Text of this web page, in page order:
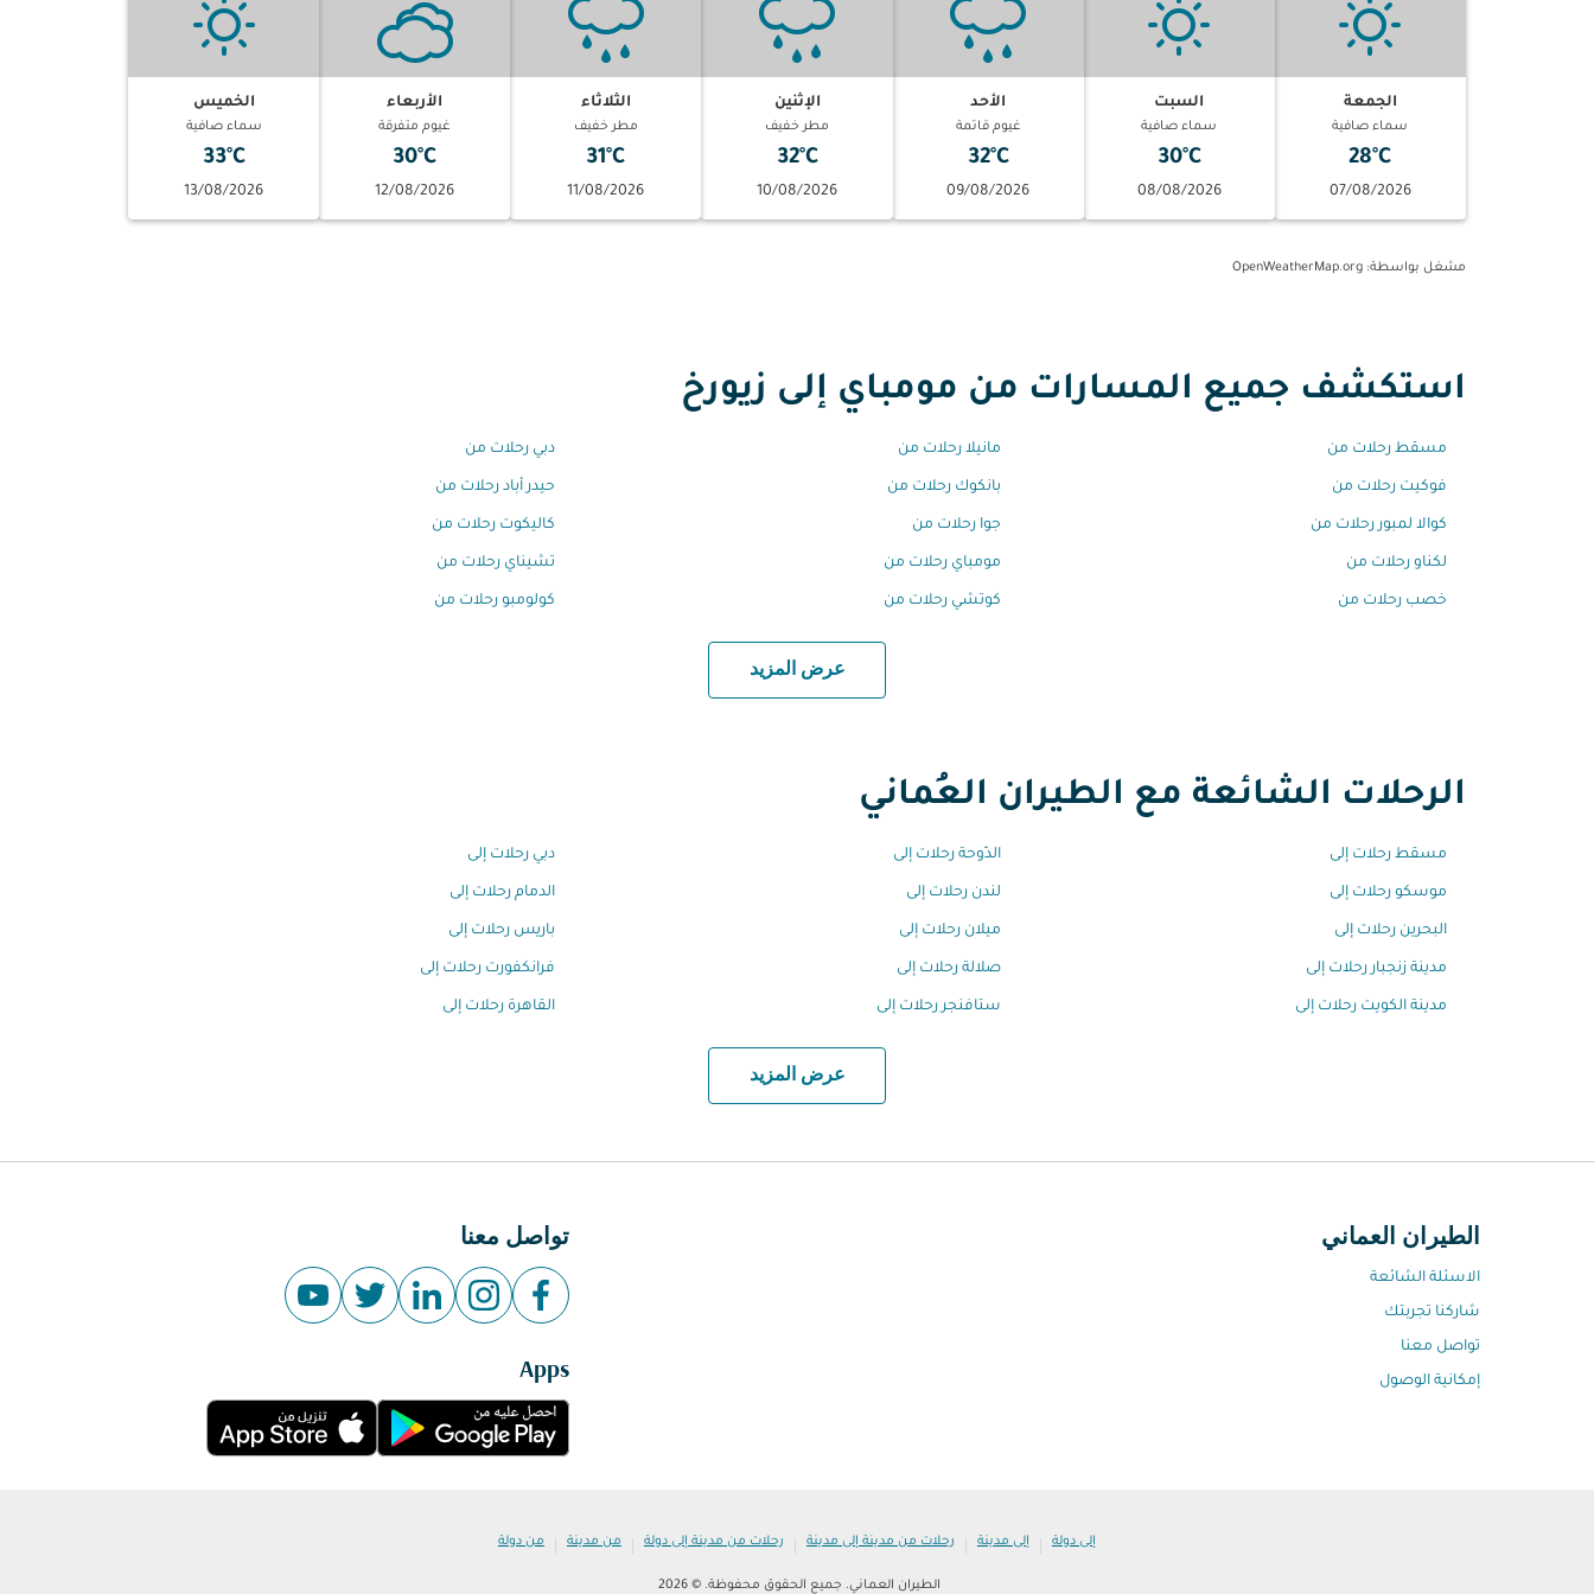
الجمعة
سماء صافية
28°C
07/08/2026
السبت
سماء صافية
30°C
08/08/2026
الأحد
غيوم قاتمة
32°C
09/08/2026
الإثنين
مطر خفيف
32°C
10/08/2026
الثلاثاء
مطر خفيف
31°C
11/08/2026
الأربعاء
غيوم متفرقة
30°C
12/08/2026
الخميس
سماء صافية
33°C
13/08/2026
مشغل بواسطة: OpenWeatherMap.org
استكشف جميع المسارات من مومباي إلى زيورخ
مسقط رحلات من مانيلا رحلات من دبي رحلات من
فوكيت رحلات من بانكوك رحلات من حيدر أباد رحلات من
كوالا لمبور رحلات من جوا رحلات من كاليكوت رحلات من
لكناو رحلات من مومباي رحلات من تشيناي رحلات من
خصب رحلات من كوتشي رحلات من كولومبو رحلات من
عرض المزيد
الرحلات الشائعة مع الطيران العُماني
مسقط رحلات إلى الدّوحة رحلات إلى دبي رحلات إلى
موسكو رحلات إلى لندن رحلات إلى الدمام رحلات إلى
البحرين رحلات إلى ميلان رحلات إلى باريس رحلات إلى
مدينة زنجبار رحلات إلى صلالة رحلات إلى فرانكفورت رحلات إلى
مدينة الكويت رحلات إلى ستافنجر رحلات إلى القاهرة رحلات إلى
عرض المزيد
الطيران العماني
الاسئلة الشائعة
شاركنا تجربتك
تواصل معنا
إمكانية الوصول
تواصل معنا
Apps
إلى دولة | إلى مدينة | رحلات من مدينة إلى مدينة | رحلات من مدينة إلى دولة | من مدينة | من دولة
الطيران العماني. جميع الحقوق محفوظة. © 2026